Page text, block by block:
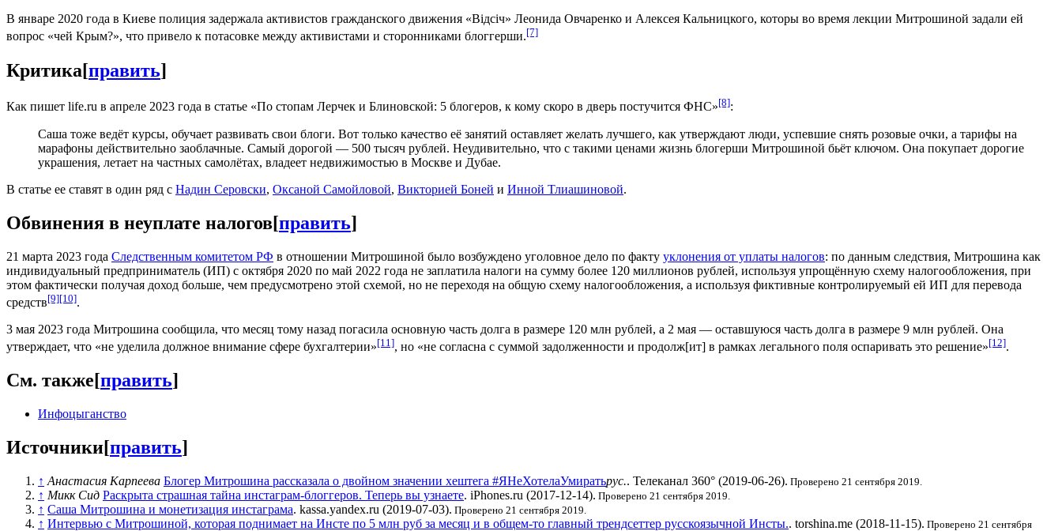
В январе 2020 года в Киеве полиция задержала активистов гражданского движения «Відсіч» Леонида Овчаренко и Алексея Кальницкого, которы во время лекции Митрошиной задали ей
вопрос «чей Крым?», что привело к потасовке между активистами и сторонниками блоггерши.[7]
Критика[править]
Как пишет life.ru в апреле 2023 года в статье «По стопам Лерчек и Блиновской: 5 блогеров, к кому скоро в дверь постучится ФНС»[8]:
Саша тоже ведёт курсы, обучает развивать свои блоги. Вот только качество её занятий оставляет желать лучшего, как утверждают люди, успевшие снять розовые очки, а тарифы на
марафоны действительно заоблачные. Самый дорогой — 500 тысяч рублей. Неудивительно, что с такими ценами жизнь блогерши Митрошиной бьёт ключом. Она покупает дорогие
украшения, летает на частных самолётах, владеет недвижимостью в Москве и Дубае.
В статье ее ставят в один ряд с Надин Серовски, Оксаной Самойловой, Викторией Боней и Инной Тлиашиновой.
Обвинения в неуплате налогов[править]
21 марта 2023 года Следственным комитетом РФ в отношении Митрошиной было возбуждено уголовное дело по факту уклонения от уплаты налогов: по данным следствия, Митрошина как
индивидуальный предприниматель (ИП) с октября 2020 по май 2022 года не заплатила налоги на сумму более 120 миллионов рублей, используя упрощённую схему налогообложения, при
этом фактически получая доход больше, чем предусмотрено этой схемой, но не переходя на общую схему налогообложения, а используя фиктивные контролируемый ей ИП для перевода
средств[9][10].
3 мая 2023 года Митрошина сообщила, что месяц тому назад погасила основную часть долга в размере 120 млн рублей, а 2 мая — оставшуюся часть долга в размере 9 млн рублей. Она
утверждает, что «не уделила должное внимание сфере бухгалтерии»[11], но «не согласна с суммой задолженности и продолж[ит] в рамках легального поля оспаривать это решение»[12].
См. также[править]
Инфоцыганство
Источники[править]
↑ Анастасия Карпеева Блогер Митрошина рассказала о двойном значении хештега #ЯНеХотелаУмиратьрус.. Телеканал 360° (2019-06-26). Проверено 21 сентября 2019.
↑ Микк Сид Раскрыта страшная тайна инстаграм-блоггеров. Теперь вы узнаете. iPhones.ru (2017-12-14). Проверено 21 сентября 2019.
↑ Саша Митрошина и монетизация инстаграма. kassa.yandex.ru (2019-07-03). Проверено 21 сентября 2019.
↑ Интервью с Митрошиной, которая поднимает на Инсте по 5 млн руб за месяц и в общем-то главный трендсеттер русскоязычной Инсты.. torshina.me (2018-11-15). Проверено 21 сентября